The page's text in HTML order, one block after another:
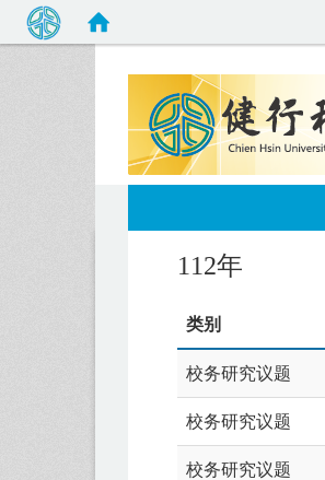
112年
类别
校务研究议题
校务研究议题
校务研究议题